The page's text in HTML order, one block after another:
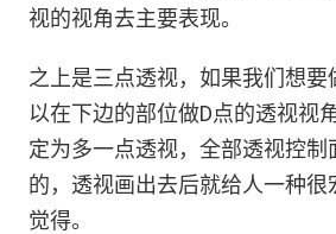
视的视角去主要表现。
之上是三点透视，如果我们想要
以在下边的部位做D点的透视视
定为多一点透视，全部透视控制
的，透视画出去后就给人一种很
觉得。